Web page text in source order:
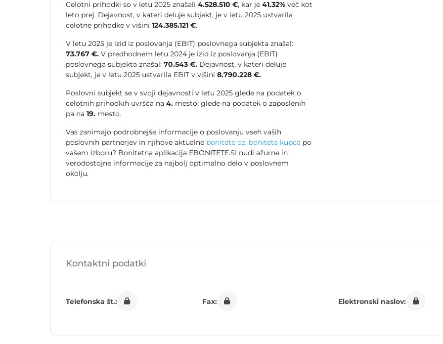
Celotni prihodki so v letu 2025 znašali 4.528.510 €, kar je 41.32% več kot
leto prej. Dejavnost, v kateri deluje subjekt, je v letu 2025 ustvarila
celotne prihodke v višini 124.385.121 €.
V letu 2025 je izid iz poslovanja (EBIT) poslovnega subjekta znašal:
73.767 €. V predhodnem letu 2024 je izid iz poslovanja (EBIT)
poslovnega subjekta znašal: 70.543 €. Dejavnost, v kateri deluje
subjekt, je v letu 2025 ustvarila EBIT v višini 8.790.228 €.
Poslovni subjekt se v svoji dejavnosti v letu 2025 glede na podatek o
celotnih prihodkih uvršča na 4. mesto, glede na podatek o zaposlenih
pa na 19. mesto.
Vas zanimajo podrobnejše informacije o poslovanju vseh vaših
poslovnih partnerjev in njihove aktualne bonitete oz. boniteta kupca po
vašem izboru? Bonitetna aplikacija EBONITETE.SI nudi ažurne in
verodostojne informacije za najbolj optimalno delo v poslovnem
okolju.
Kontaktni podatki
Telefonska št.: Fax: Elektronski naslov: